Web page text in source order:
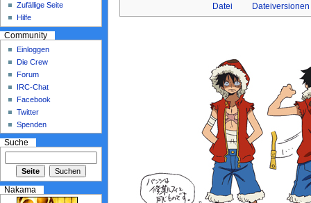
Datei Dateiversionen
Zufällige Seite
Hilfe
Community
Einloggen
Die Crew
Forum
IRC-Chat
Facebook
Twitter
Spenden
Suche
Nakama